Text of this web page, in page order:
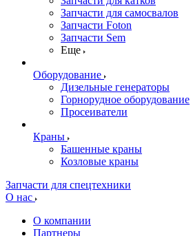
Запчасти для самосвалов
Запчасти Foton
Запчасти Sem
Еще
Оборудование
Дизельные генераторы
Горнорудное оборудование
Просеиватели
Краны
Башенные краны
Козловые краны
Запчасти для спецтехники
О нас
О компании
Партнеры